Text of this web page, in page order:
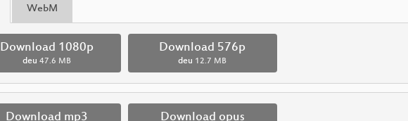
WebM
Download 1080p
deu 47.6 MB
Download 576p
deu 12.7 MB
Download mp3 Download opus